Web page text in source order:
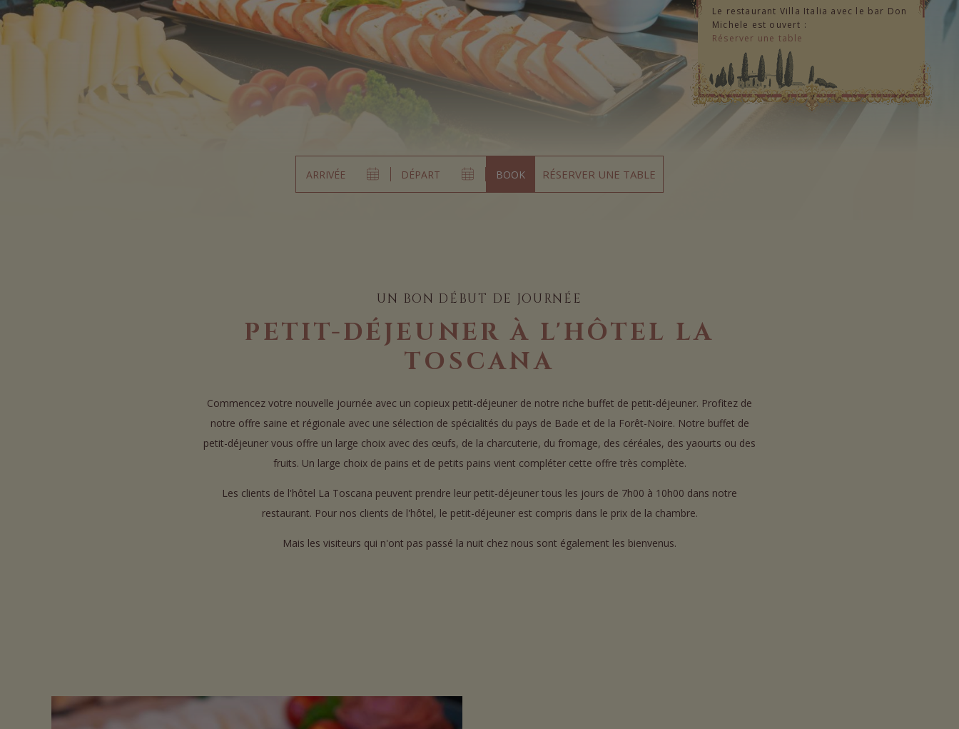
RÉSERVER UNE TABLE
Le restaurant Villa Italia avec le bar Don
Michele est ouvert :
Réserver une table
UN BON DÉBUT DE JOURNÉE
PETIT-DÉJEUNER À L'HÔTEL LA
TOSCANA
Commencez votre nouvelle journée avec un copieux petit-déjeuner de notre riche buffet de petit-déjeuner. Profitez de
notre offre saine et régionale avec une sélection de spécialités du pays de Bade et de la Forêt-Noire. Notre buffet de
petit-déjeuner vous offre un large choix avec des œufs, de la charcuterie, du fromage, des céréales, des yaourts ou des
fruits. Un large choix de pains et de petits pains vient compléter cette offre très complète.
Les clients de l'hôtel La Toscana peuvent prendre leur petit-déjeuner tous les jours de 7h00 à 10h00 dans notre
restaurant. Pour nos clients de l'hôtel, le petit-déjeuner est compris dans le prix de la chambre.
Mais les visiteurs qui n'ont pas passé la nuit chez nous sont également les bienvenus.